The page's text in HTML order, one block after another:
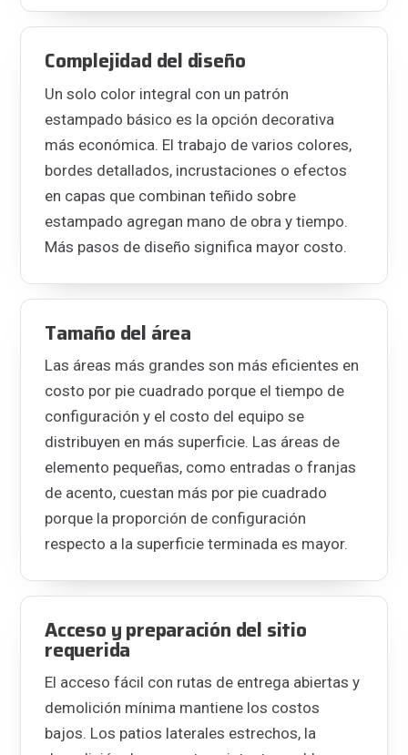
Complejidad del diseño
Un solo color integral con un patrón
estampado básico es la opción decorativa
más económica. El trabajo de varios colores,
bordes detallados, incrustaciones o efectos
en capas que combinan teñido sobre
estampado agregan mano de obra y tiempo.
Más pasos de diseño significa mayor costo.
Tamaño del área
Las áreas más grandes son más eficientes en
costo por pie cuadrado porque el tiempo de
configuración y el costo del equipo se
distribuyen en más superficie. Las áreas de
elemento pequeñas, como entradas o franjas
de acento, cuestan más por pie cuadrado
porque la proporción de configuración
respecto a la superficie terminada es mayor.
Acceso y preparación del sitio
requerida
El acceso fácil con rutas de entrega abiertas y
demolición mínima mantiene los costos
bajos. Los patios laterales estrechos, la